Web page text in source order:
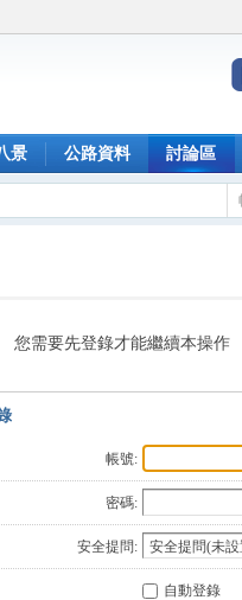
景 公路資料 討論區
您需要先登錄才能繼續本操作
帳號:
密碼:
安全提問:
自動登錄